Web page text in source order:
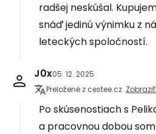
radšej neskúšal.
snáď jedinú výnimku z
leteckých spoločností.
J0x05. 12. 2025
Preložené z cestee.cz
Po skúsenostiach s
a pracovnou dobou